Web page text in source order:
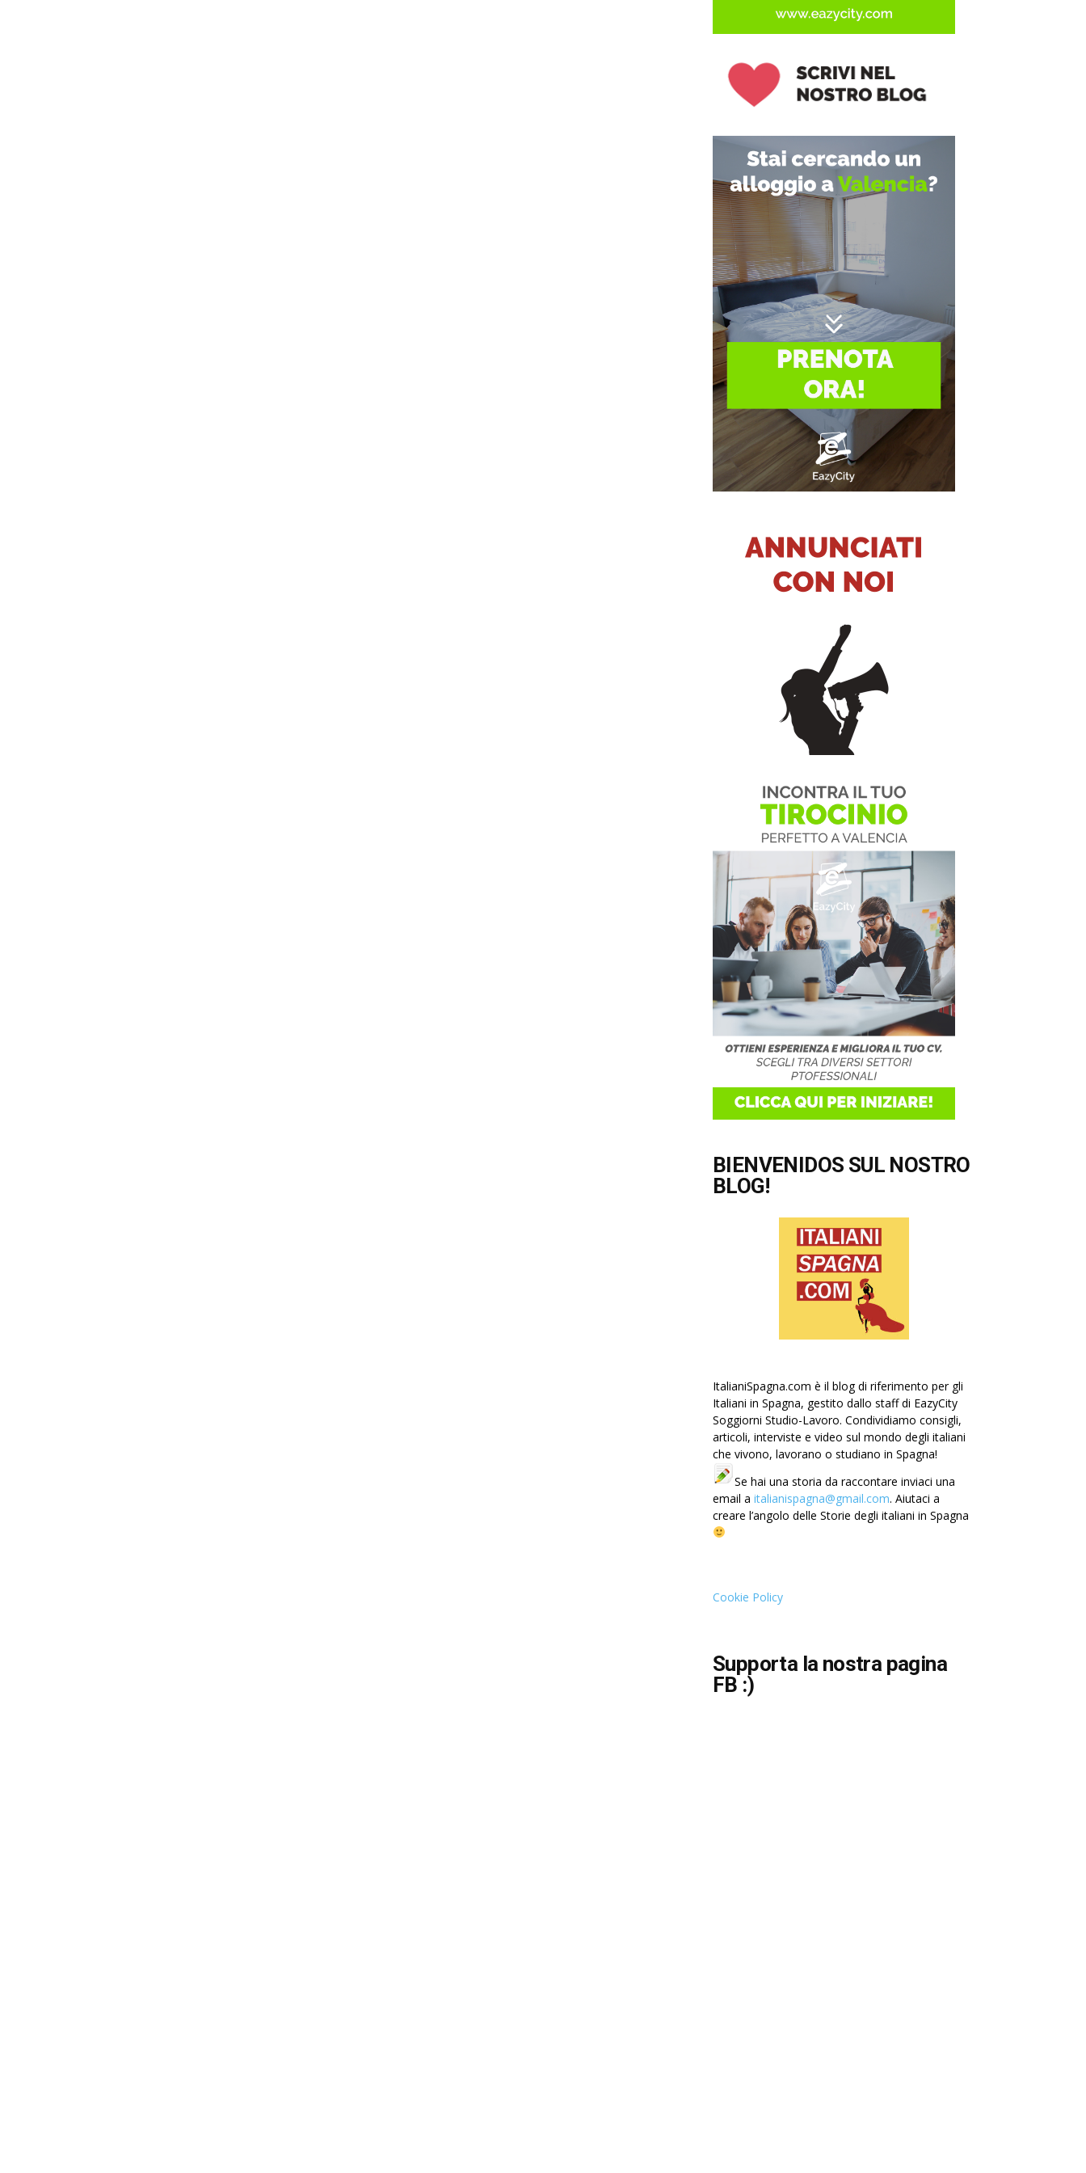
BIENVENIDOS SUL NOSTRO
BLOG!
ItalianiSpagna.com è il blog di riferimento per gli
Italiani in Spagna, gestito dallo staff di EazyCity
Soggiorni Studio-Lavoro. Condividiamo consigli,
articoli, interviste e video sul mondo degli italiani
che vivono, lavorano o studiano in Spagna!
Se hai una storia da raccontare inviaci una
email a italianispagna@gmail.com. Aiutaci a
creare l’angolo delle Storie degli italiani in Spagna
Cookie Policy
Supporta la nostra pagina
FB :)